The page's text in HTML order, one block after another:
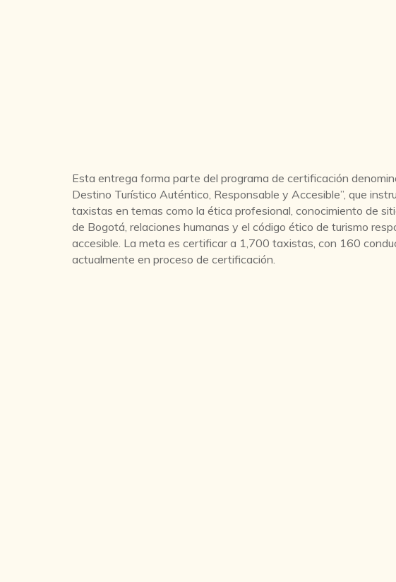
Esta entrega forma parte del programa de certificación
Destino Turístico Auténtico, Responsable y Accesible”, que
taxistas en temas como la ética profesional, conocimiento de
de Bogotá, relaciones humanas y el código ético de turismo
accesible. La meta es certificar a 1,700 taxistas, con 160
actualmente en proceso de certificación.